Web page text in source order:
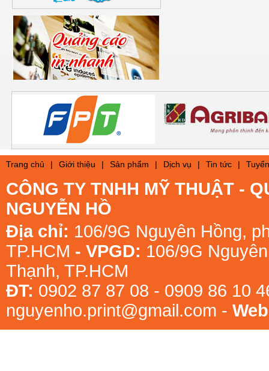
Trang chủ | Giới thiệu | Sản phẩm | Dịch vụ | Tin tức |
CÔNG TY TNHH MỸ THUẬT -
NGUYỄN HỒ
Địa chỉ: 106/9G Nguyên Hồng,
TP.HCM - VPGD: 106/9G
Thạnh, TP.HCM
ĐT: 0902 87 87 08 - 0909 86 10
nguyenho.print@gmail.com -